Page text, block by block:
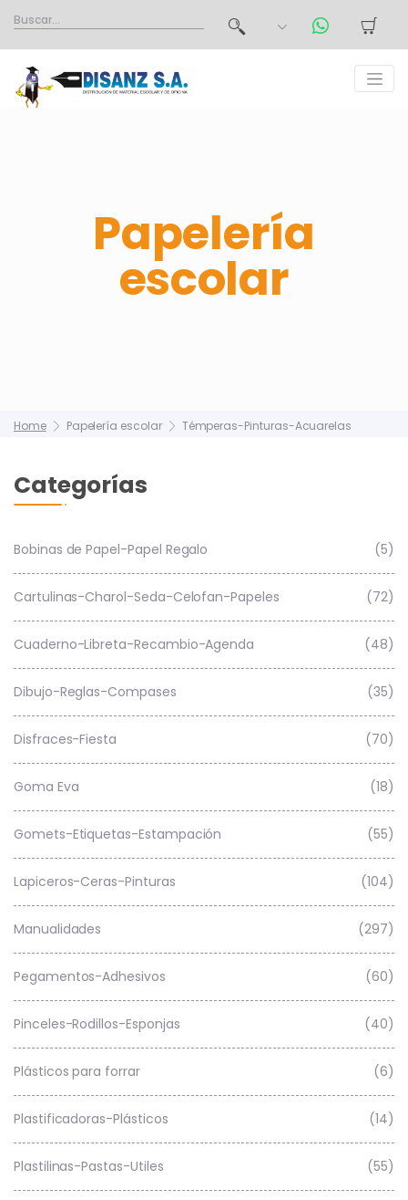
Papelería
escolar
Home Papelería escolar Témperas-Pinturas-Acuarelas
Categorías
Bobinas de Papel-Papel Regalo (5)
Cartulinas-Charol-Seda-Celofan-Papeles (72)
Cuaderno-Libreta-Recambio-Agenda (48)
Dibujo-Reglas-Compases (35)
Disfraces-Fiesta (70)
Goma Eva (18)
Gomets-Etiquetas-Estampación (55)
Lapiceros-Ceras-Pinturas (104)
Manualidades (297)
Pegamentos-Adhesivos (60)
Pinceles-Rodillos-Esponjas (40)
Plásticos para forrar (6)
Plastificadoras-Plásticos (14)
Plastilinas-Pastas-Utiles (55)